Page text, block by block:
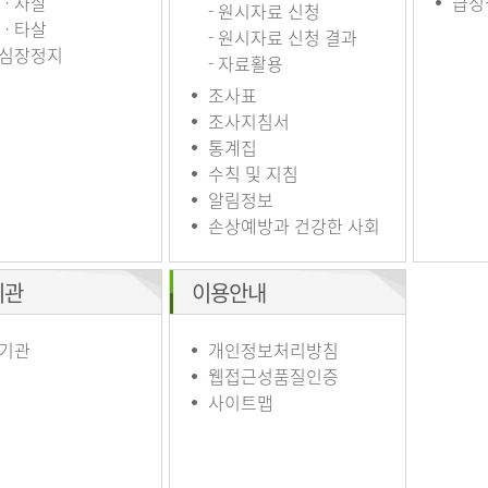
타살
장정지
- 원시자료 신청
- 원시자료 신청 결과
- 자료활용
조사표
조사지침서
통계집
수칙 및 지침
알림정보
손상예방과 건강한 사회
관
이용안내
개인정보처리방침
웹접근성품질인증
사이트맵